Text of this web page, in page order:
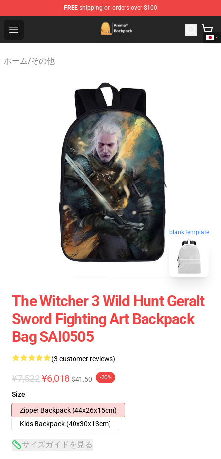
FREE shipping on orders over $100
Open menu
Anime Backpack Shop - Official Anime Backpack Store
ホーム/その他
blank template
The Witcher 3 Wild Hunt Geralt
Sword Fighting Art Backpack
Bag SAI0505
(3 customer reviews)
¥7,522 ¥6,018 $41.50 -20%
Size
Zipper Backpack (44x26x15cm)
Kids Backpack (40x30x13cm)
サイズガイドを見る